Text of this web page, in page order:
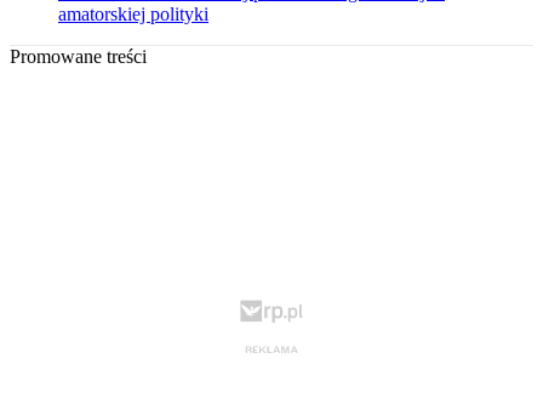
amatorskiej polityki
Promowane treści